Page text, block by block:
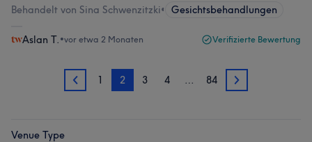
Behandelt von Sina Schwenzitzki• Gesichtsbehandlungen
Aslan T. •vor etwa 2 Monaten Verifizierte Bewertung
1 1 2 3 4 … 84 3
Venue Type